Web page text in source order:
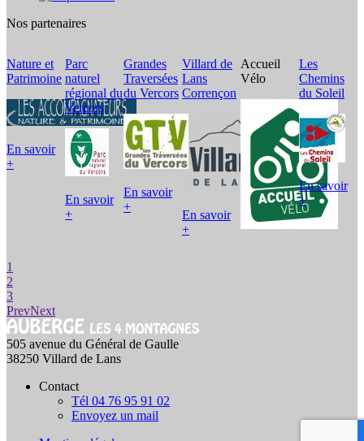
Nos partenaires
Nature et
Patrimoine
En savoir
+
Parc
naturel
régional du
Vercors
En savoir
+
Grandes
Traversées
du Vercors
En savoir
+
Villard de
Lans
Corrençon
En savoir
+
Accueil
Vélo
Les
Chemins
du Soleil
En savoir
+
1
2
3
PrevNext
505 avenue du Général de Gaulle
38250 Villard de Lans
Contact
Tél 04 76 95 91 02
Envoyez un mail